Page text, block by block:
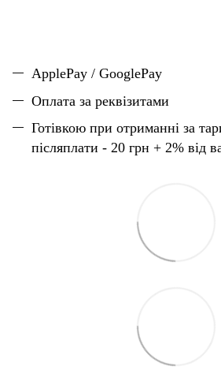
ApplePay / GooglePay
Оплата за реквізитами
Готівкою при отриманні за
післяплати - 20 грн + 2% від